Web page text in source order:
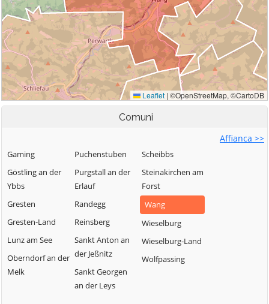
Comuni
Affianca >>
Gaming
Göstling an der
Ybbs
Gresten
Gresten-Land
Lunz am See
Oberndorf an der
Melk
Puchenstuben
Purgstall an der
Erlauf
Randegg
Reinsberg
Sankt Anton an
der Jeßnitz
Sankt Georgen
an der Leys
Scheibbs
Steinakirchen am
Forst
Wang
Wieselburg
Wieselburg-Land
Wolfpassing